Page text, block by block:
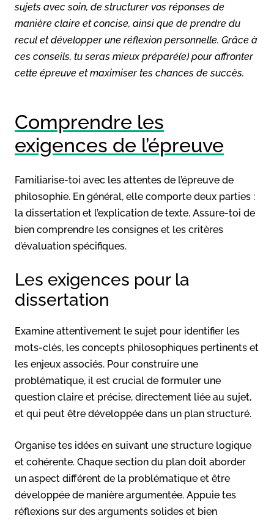
sujets avec soin, de structurer vos réponses de
manière claire et concise, ainsi que de prendre du
recul et développer une réflexion personnelle. Grâce à
ces conseils, tu seras mieux préparé(e) pour affronter
cette épreuve et maximiser tes chances de succès.
Comprendre les
exigences de l’épreuve
Familiarise-toi avec les attentes de l’épreuve de
philosophie. En général, elle comporte deux parties :
la dissertation et l’explication de texte. Assure-toi de
bien comprendre les consignes et les critères
d’évaluation spécifiques.
Les exigences pour la
dissertation
Examine attentivement le sujet pour identifier les
mots-clés, les concepts philosophiques pertinents et
les enjeux associés. Pour construire une
problématique, il est crucial de formuler une
question claire et précise, directement liée au sujet,
et qui peut être développée dans un plan structuré.
Organise tes idées en suivant une structure logique
et cohérente. Chaque section du plan doit aborder
un aspect différent de la problématique et être
développée de manière argumentée. Appuie tes
réflexions sur des arguments solides et bien